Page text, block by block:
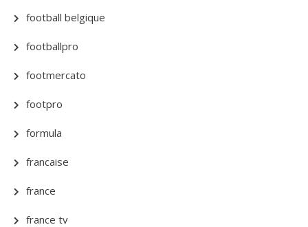
football belgique
footballpro
footmercato
footpro
formula
francaise
france
france tv